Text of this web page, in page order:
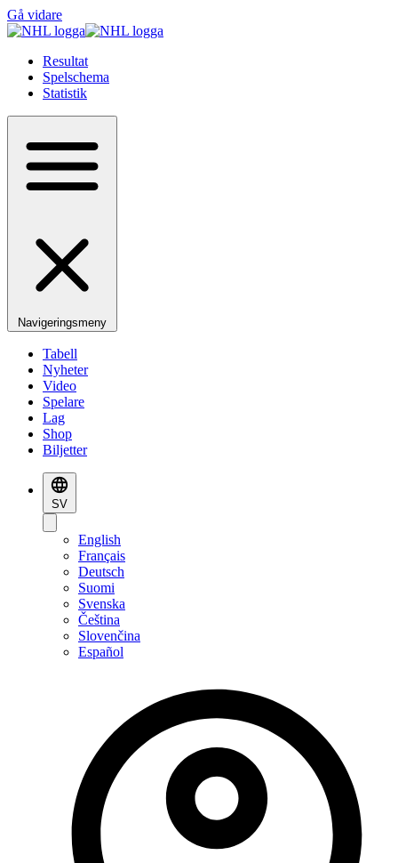
Gå vidare
Resultat
Spelschema
Statistik
Navigeringsmeny
Tabell
Nyheter
Video
Spelare
Lag
Shop
Biljetter
SV
English
Français
Deutsch
Suomi
Svenska
Čeština
Slovenčina
Español